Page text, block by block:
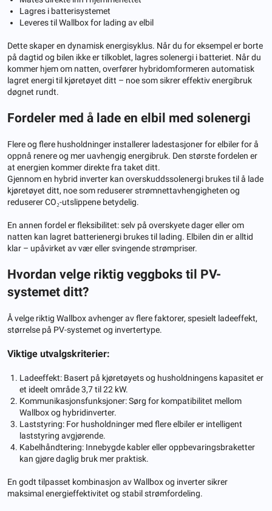
Lagres i batterisystemet
Leveres til Wallbox for lading av elbil
Dette skaper en dynamisk energisyklus. Når du for eksempel er borte
på dagtid og bilen ikke er tilkoblet, lagres solenergi i batteriet. Når du
kommer hjem om natten, overfører hybridomformeren automatisk
lagret energi til kjøretøyet ditt – noe som sikrer effektiv energibruk
døgnet rundt.
Fordeler med å lade en elbil med solenergi
Flere og flere husholdninger installerer ladestasjoner for elbiler for å
oppnå renere og mer uavhengig energibruk. Den største fordelen er
at energien kommer direkte fra taket ditt.
Gjennom en hybrid inverter kan overskuddssolenergi brukes til å lade
kjøretøyet ditt, noe som reduserer strømnettavhengigheten og
reduserer CO₂-utslippene betydelig.
En annen fordel er fleksibilitet: selv på overskyete dager eller om
natten kan lagret batterienergi brukes til lading. Elbilen din er alltid
klar – upåvirket av vær eller svingende strømpriser.
Hvordan velge riktig veggboks til PV-
systemet ditt?
Å velge riktig Wallbox avhenger av flere faktorer, spesielt ladeeffekt,
størrelse på PV-systemet og invertertype.
Viktige utvalgskriterier:
Ladeeffekt: Basert på kjøretøyets og husholdningens kapasitet er
et ideelt område 3,7 til 22 kW.
Kommunikasjonsfunksjoner: Sørg for kompatibilitet mellom
Wallbox og hybridinverter.
Laststyring: For husholdninger med flere elbiler er intelligent
laststyring avgjørende.
Kabelhåndtering: Innebygde kabler eller oppbevaringsbraketter
kan gjøre daglig bruk mer praktisk.
En godt tilpasset kombinasjon av Wallbox og inverter sikrer
maksimal energieffektivitet og stabil strømfordeling.